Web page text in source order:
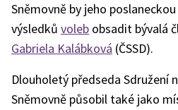
Sněmovně by jeho
výsledků voleb obsadit bývalá
Gabriela Kalábková (ČSSD).
Dlouholetý předseda Sdružení
Sněmovně působil také jako